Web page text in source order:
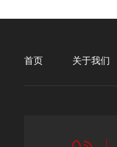
首页 关于我们